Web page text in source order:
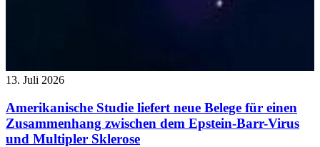
13. Juli 2026
Amerikanische Studie liefert neue Belege für einen
Zusammenhang zwischen dem Epstein-Barr-Virus
und Multipler Sklerose